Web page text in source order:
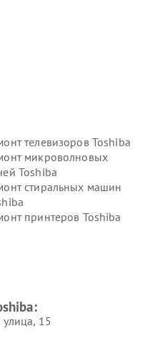
телевизоров Toshiba
микроволновых
Toshiba
стиральных машин
принтеров Toshiba
15